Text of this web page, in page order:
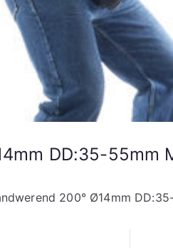
DD:35-55mm
200° Ø14mm